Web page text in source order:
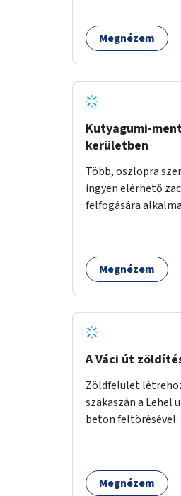
szenvedélybetegek
Megnézem
Kutyagumi-
kerületben
Több, oszlopra
ingyen elérhető
felfogására
Megnézem
A Váci út
Zöldfelület
szakaszán a Lehel
beton feltörésével.
Megnézem